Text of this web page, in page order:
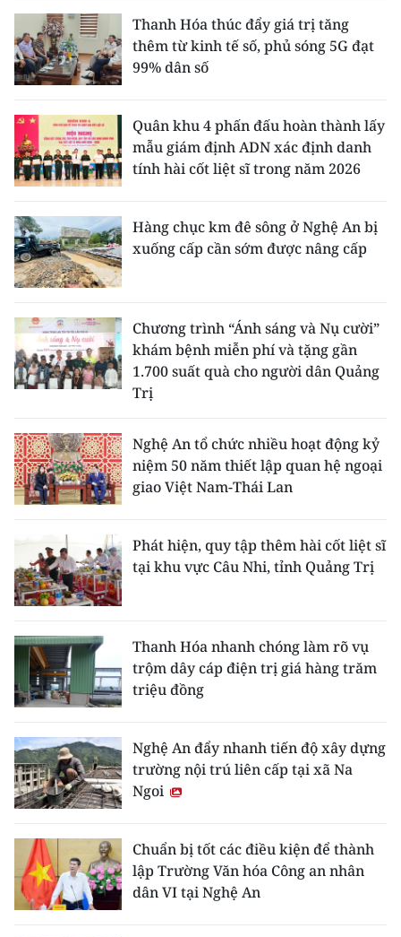
Thanh Hóa thúc đẩy giá trị tăng
thêm từ kinh tế số, phủ sóng 5G đạt
99% dân số
Quân khu 4 phấn đấu hoàn thành lấy
mẫu giám định ADN xác định danh
tính hài cốt liệt sĩ trong năm 2026
Hàng chục km đê sông ở Nghệ An bị
xuống cấp cần sớm được nâng cấp
Chương trình “Ánh sáng và Nụ cười”
khám bệnh miễn phí và tặng gần
1.700 suất quà cho người dân Quảng
Trị
Nghệ An tổ chức nhiều hoạt động kỷ
niệm 50 năm thiết lập quan hệ ngoại
giao Việt Nam-Thái Lan
Phát hiện, quy tập thêm hài cốt liệt sĩ
tại khu vực Câu Nhi, tỉnh Quảng Trị
Thanh Hóa nhanh chóng làm rõ vụ
trộm dây cáp điện trị giá hàng trăm
triệu đồng
Nghệ An đẩy nhanh tiến độ xây dựng
trường nội trú liên cấp tại xã Na
Ngoi
Chuẩn bị tốt các điều kiện để thành
lập Trường Văn hóa Công an nhân
dân VI tại Nghệ An